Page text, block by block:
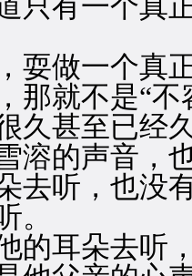
有一个真正
做一个真正
那就不是“
甚至已经久
的声音，也
去听，也没
耳朵去听，